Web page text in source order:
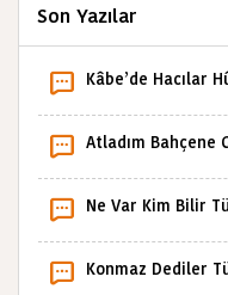
Son Yazılar
Kâbe’de Hacılar
Atladım Bahçene
Ne Var Kim Bilir
Konmaz Dediler